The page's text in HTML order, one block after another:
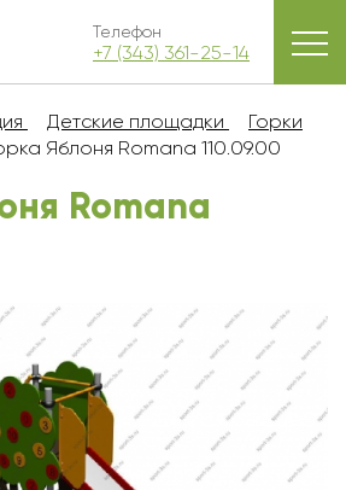
Телефон
+7 (343) 361-25-14
Детские площадки
Горки
Яблоня Romana 110.09.00
Romana